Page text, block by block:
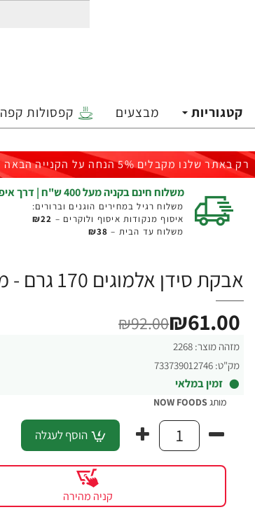
קטגוריות מבצעים קפסולות קפה
רק באתר שלנו מקבלים 5% הנחה על הקנייה הבאה |
משלוח חינם בקניה מעל 400 ש"ח | דרך איפוסט עד 5 ק"ג
משלוח רגיל במחירים הוגנים וברורים:
איסוף מנקודות איסוף ולוקרים – ₪22
משלוח עד הבית – ₪38
אבקת סידן אלמוגים 170 גרם - מבית NOW FOODS
מזהה מוצר: 2268
מק"ט: 733739012746
זמין במלאי
₪61.00
₪92.00
מותגNOW FOODS
הוסף לעגלה
קניה מהירה